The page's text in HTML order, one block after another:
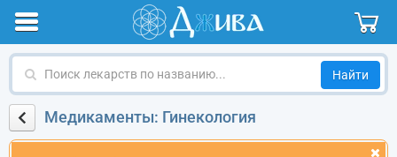
Поиск
по
названиюМедикаменты: Гинекология